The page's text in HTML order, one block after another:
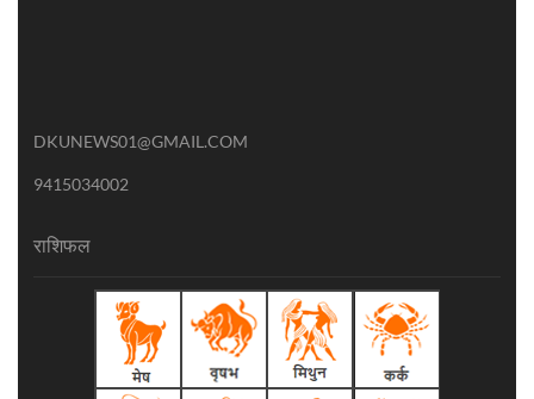
DKUNEWS01@GMAIL.COM
9415034002
राशिफल